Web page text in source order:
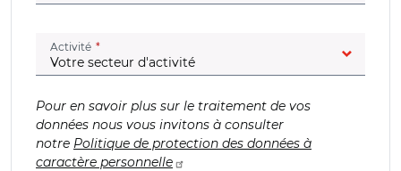
Activité (champ obligatoire)
Pour en savoir plus sur le traitement de vos
données nous vous invitons à consulter
notre Politique de protection des données à
caractère personnelle